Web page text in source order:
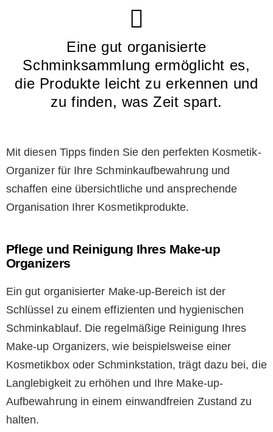
Eine gut organisierte
Schminksammlung ermöglicht es,
die Produkte leicht zu erkennen und
zu finden, was Zeit spart.
Mit diesen Tipps finden Sie den perfekten Kosmetik-
Organizer für Ihre Schminkaufbewahrung und
schaffen eine übersichtliche und ansprechende
Organisation Ihrer Kosmetikprodukte.
Pflege und Reinigung Ihres Make-up
Organizers
Ein gut organisierter Make-up-Bereich ist der
Schlüssel zu einem effizienten und hygienischen
Schminkablauf. Die regelmäßige Reinigung Ihres
Make-up Organizers, wie beispielsweise einer
Kosmetikbox oder Schminkstation, trägt dazu bei, die
Langlebigkeit zu erhöhen und Ihre Make-up-
Aufbewahrung in einem einwandfreien Zustand zu
halten.